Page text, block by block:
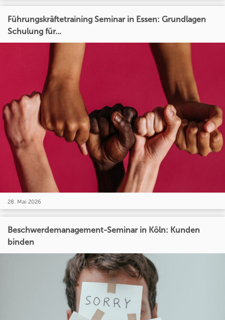
Führungskräftetraining Seminar in Essen: Grundlagen
Schulung für...
28. Mai 2026
Beschwerdemanagement-Seminar in Köln: Kunden
binden